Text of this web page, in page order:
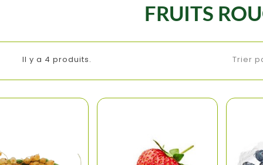
FRUITS
Il y a 4 produits. Trier